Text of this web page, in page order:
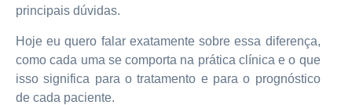
principais dúvidas.
Hoje eu quero falar exatamente sobre essa diferença,
como cada uma se comporta na prática clínica e o que
isso significa para o tratamento e para o prognóstico
de cada paciente.